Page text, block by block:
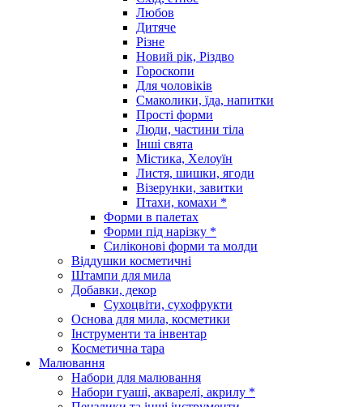
Любов
Дитяче
Різне
Новий рік, Різдво
Гороскопи
Для чоловіків
Смаколики, їда, напитки
Прості форми
Люди, частини тіла
Інші свята
Містика, Хелоуїн
Листя, шишки, ягоди
Візерунки, завитки
Птахи, комахи *
Форми в палетах
Форми під нарізку *
Силіконові форми та молди
Віддушки косметичні
Штампи для мила
Добавки, декор
Сухоцвіти, сухофрукти
Основа для мила, косметики
Інструменти та інвентар
Косметична тара
Малювання
Набори для малювання
Набори гуаші, акварелі, акрилу *